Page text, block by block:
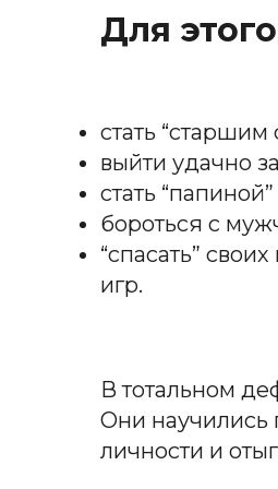
Для
стать “старшим
выйти удачно
стать
бороться с
“спасать”
игр.
В тотальном
Они научились
личности и